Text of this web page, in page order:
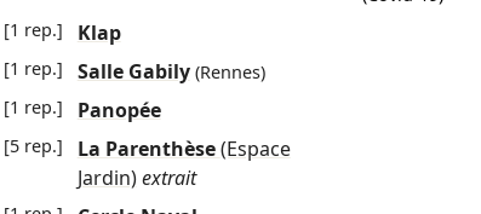
[1 rep.]
Klap
[1 rep.] Salle Gabily (Rennes)
[1 rep.]
Panopée
[5 rep.] La Parenthèse(Espace
Jardin)extrait